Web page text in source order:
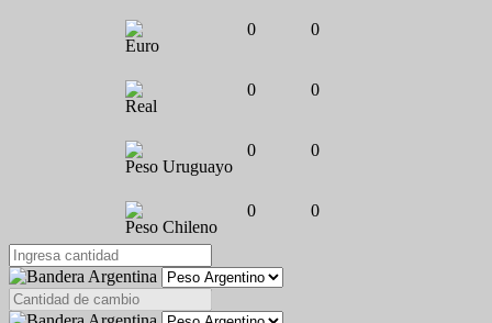
Euro
0 0
Real
0 0
Peso Uruguayo
0 0
Peso Chileno
0 0